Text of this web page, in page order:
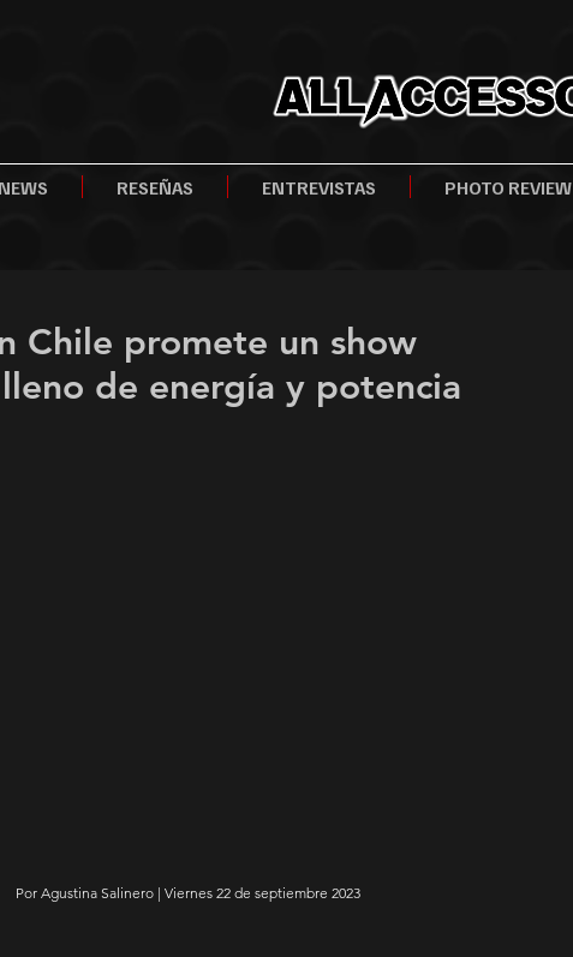
NEWS RESEÑAS ENTREVISTAS PHOTO REVIEW
Chile promete un show
de energía y potencia
Por Agustina Salinero | Viernes 22 de septiembre 2023